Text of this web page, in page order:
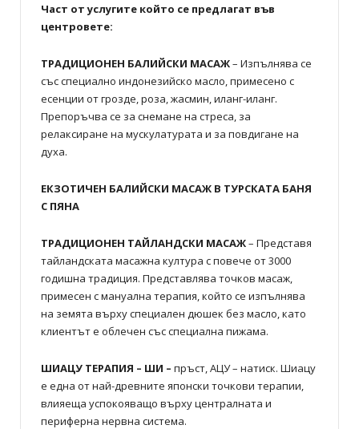
Част от услугите който се предлагат във
центровете:
ТРАДИЦИОНЕН БАЛИЙСКИ МАСАЖ– Изпълнява се
със специално индонезийско масло, примесено с
есенции от грозде, роза, жасмин, иланг-иланг.
Препоръчва се за снемане на стреса, за
релаксиране на мускулатурата и за повдигане на
духа.
ЕКЗОТИЧЕН БАЛИЙСКИ МАСАЖ В ТУРСКАТА БАНЯ
С ПЯНА
ТРАДИЦИОНЕН ТАЙЛАНДСКИ МАСАЖ– Представя
тайландската масажна култура с повече от 3000
годишна традиция. Представлява точков масаж,
примесен с мануална терапия, който се изпълнява
на земята върху специален дюшек без масло, като
клиентът е облечен със специална пижама.
ШИАЦУ ТЕРАПИЯ – ШИ – пръст, АЦУ – натиск. Шиацу
е една от най-древните японски точкови терапии,
влияеща успокояващо върху централната и
периферна нервна система.